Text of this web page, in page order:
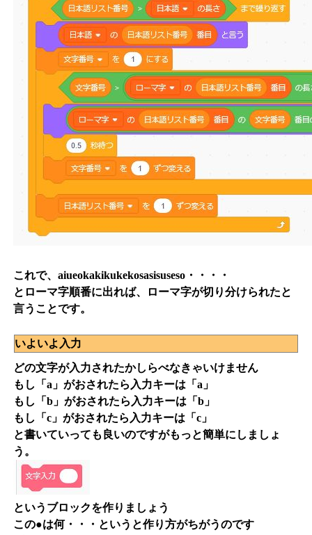
これで、aiueokakikukekosasisuseso・・・・
とローマ字順番に出れば、ローマ字が切り分けられたと
言うことです。
いよいよ入力
どの文字が入力されたかしらべなきゃいけません
もし「a」がおされたら入力キーは「a」
もし「b」がおされたら入力キーは「b」
もし「c」がおされたら入力キーは「c」
と書いていっても良いのですがもっと簡単にしましょ
う。
というブロックを作りましょう
この●は何・・・というと作り方がちがうのです